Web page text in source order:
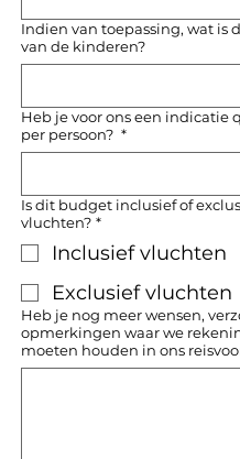
Indien van toepassing, wat is
van de kinderen?
Heb je voor ons een indicatie
per persoon? *
Is dit budget inclusief of
vluchten? *
Inclusief vluchten
Exclusief vluchten
Heb je nog meer wensen,
opmerkingen waar we
moeten houden in ons